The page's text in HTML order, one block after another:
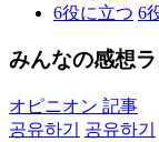
6役に立つ 6
みんなの感想
オピニオン 記事
공유하기
공유하기